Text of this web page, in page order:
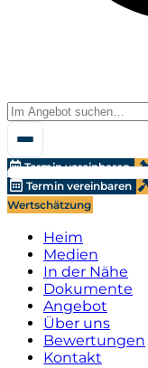
Termin vereinbaren
Termin vereinbaren
Wertschätzung
Heim
Medien
In der Nähe
Dokumente
Angebot
Über uns
Bewertungen
Kontakt